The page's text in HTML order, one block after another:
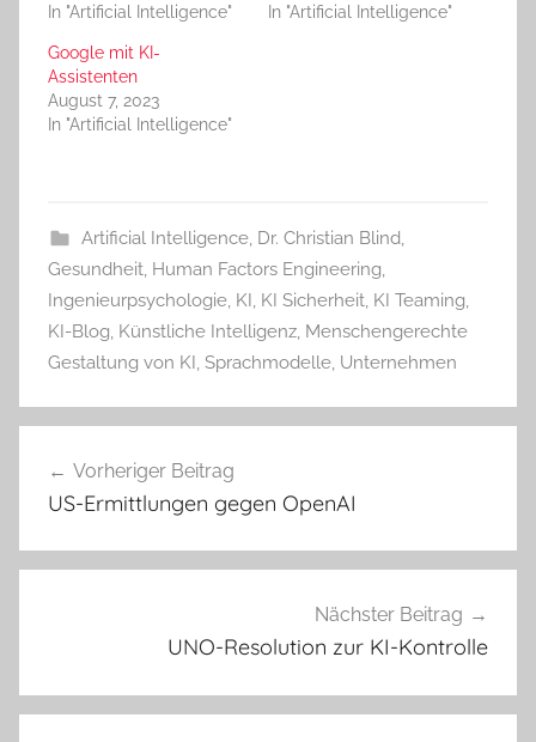
In "Artificial Intelligence"
In "Artificial Intelligence"
Google mit KI-
Assistenten
August 7, 2023
In "Artificial Intelligence"
Artificial Intelligence, Dr. Christian Blind,
Gesundheit, Human Factors Engineering,
Ingenieurpsychologie, KI, KI Sicherheit, KI Teaming,
KI-Blog, Künstliche Intelligenz, Menschengerechte
Gestaltung von KI, Sprachmodelle, Unternehmen
M
z
Vorheriger Beitrag
US-Ermittlungen gegen OpenAI
Nächster Beitrag
UNO-Resolution zur KI-Kontrolle